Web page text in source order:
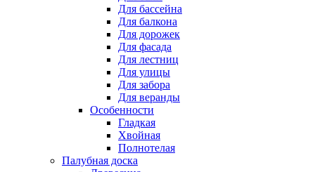
Для бассейна
Для балкона
Для дорожек
Для фасада
Для лестниц
Для улицы
Для забора
Для веранды
Особенности
Гладкая
Хвойная
Полнотелая
Палубная доска